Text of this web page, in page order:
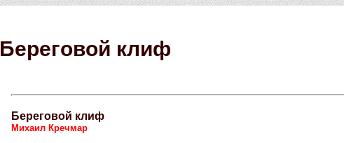
Береговой клиф
Береговой клиф
Михаил Кречмар